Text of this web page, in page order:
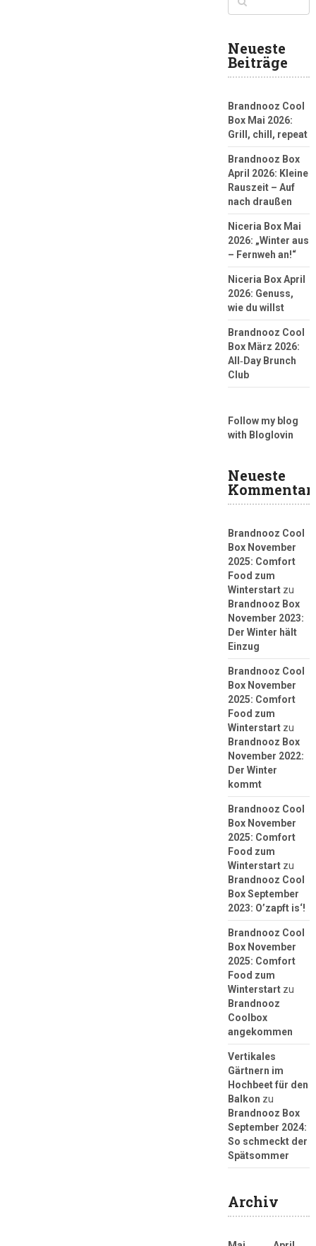
Neueste
Beiträge
Brandnooz Cool
Box Mai 2026:
Grill, chill, repeat
Brandnooz Box
April 2026: Kleine
Rauszeit – Auf
nach draußen
Niceria Box Mai
2026: „Winter aus
– Fernweh an!“
Niceria Box April
2026: Genuss,
wie du willst
Brandnooz Cool
Box März 2026:
All‑Day Brunch
Club
Follow my blog
with Bloglovin
Neueste
Brandnooz Cool
Box November
2025: Comfort
Food zum
Winterstartzu
Brandnooz Box
November 2023:
Der Winter hält
Einzug
Brandnooz Cool
Box November
2025: Comfort
Food zum
Winterstartzu
Brandnooz Box
November 2022:
Der Winter
kommt
Brandnooz Cool
Box November
2025: Comfort
Food zum
Winterstartzu
Brandnooz Cool
Box September
2023: O’zapft is‘!
Brandnooz Cool
Box November
2025: Comfort
Food zum
Winterstartzu
Brandnooz
Coolbox
angekommen
Vertikales
Gärtnern im
Hochbeet für den
Balkon zu
Brandnooz Box
September 2024:
So schmeckt der
Spätsommer
Archiv